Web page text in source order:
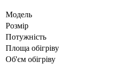
Модель
Рoзмір
Потужність
Площа обігріву
Об'єм обігріву